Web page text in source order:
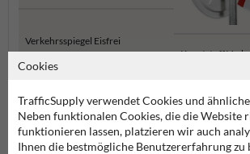
Verkehrsspiegel Eisfrei
Kunststoff
Cookies
TrafficSupply verwendet Cookies und
Neben funktionalen Cookies, die die Website
funktionieren lassen, platzieren wir auch
Ihnen die bestmögliche Benutzererfahrung zu